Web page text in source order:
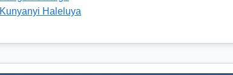
Kunyanyi Haleluya